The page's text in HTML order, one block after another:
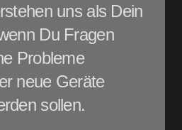
uns als Dein
Du Fragen
Probleme
neue Geräte
sollen.